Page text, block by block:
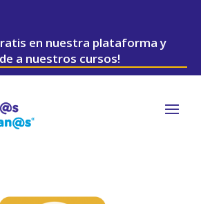
en nuestra plataforma y
a nuestros cursos!